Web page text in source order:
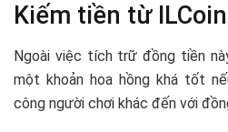
Kiếm tiền từ
Ngoài việc tích trữ đồng tiền
một khoản hoa hồng khá tốt
công người chơi khác đến với